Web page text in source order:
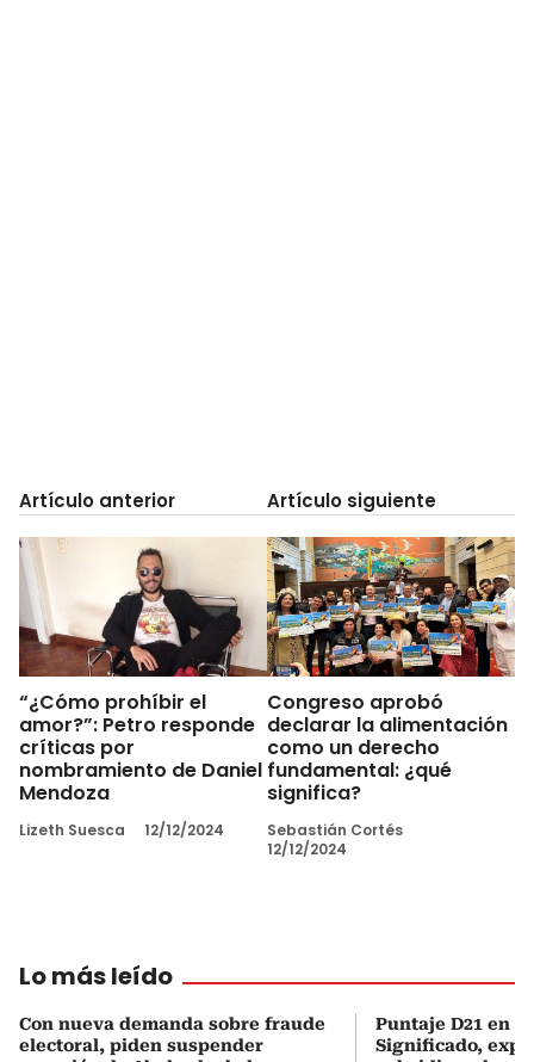
Artículo anterior
“¿Cómo prohíbir el
amor?”: Petro responde
críticas por
nombramiento de Daniel
Mendoza
Lizeth Suesca 12/12/2024
Artículo siguiente
Congreso aprobó
declarar la alimentación
como un derecho
fundamental: ¿qué
significa?
Sebastián Cortés
12/12/2024
Lo más leído
Con nueva demanda sobre fraude
electoral, piden suspender
Puntaje D21 en
Significado,